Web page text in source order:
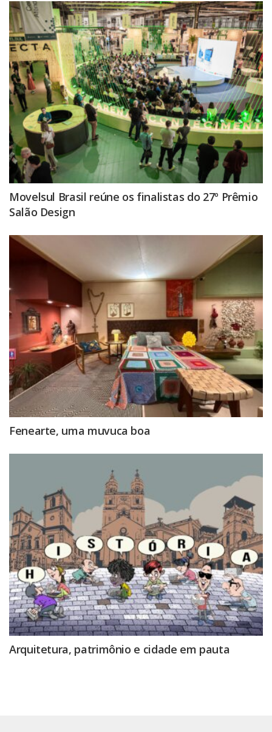
Movelsul Brasil reúne os finalistas do 27º Prêmio
Salão Design
Fenearte, uma muvuca boa
Arquitetura, patrimônio e cidade em pauta